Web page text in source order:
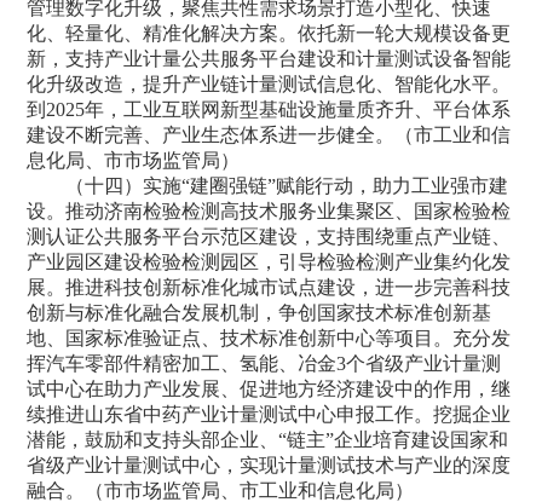
管理数字化升级，聚焦共性需求场景打造小型化、快速
化、轻量化、精准化解决方案。依托新一轮大规模设备更
新，支持产业计量公共服务平台建设和计量测试设备智能
化升级改造，提升产业链计量测试信息化、智能化水平。
到2025年，工业互联网新型基础设施量质齐升、平台体系
建设不断完善、产业生态体系进一步健全。（市工业和信
息化局、市市场监管局）
（十四）实施“建圈强链”赋能行动，助力工业强市建
设。推动济南检验检测高技术服务业集聚区、国家检验检
测认证公共服务平台示范区建设，支持围绕重点产业链、
产业园区建设检验检测园区，引导检验检测产业集约化发
展。推进科技创新标准化城市试点建设，进一步完善科技
创新与标准化融合发展机制，争创国家技术标准创新基
地、国家标准验证点、技术标准创新中心等项目。充分发
挥汽车零部件精密加工、氢能、冶金3个省级产业计量测
试中心在助力产业发展、促进地方经济建设中的作用，继
续推进山东省中药产业计量测试中心申报工作。挖掘企业
潜能，鼓励和支持头部企业、“链主”企业培育建设国家和
省级产业计量测试中心，实现计量测试技术与产业的深度
融合。（市市场监管局、市工业和信息化局）